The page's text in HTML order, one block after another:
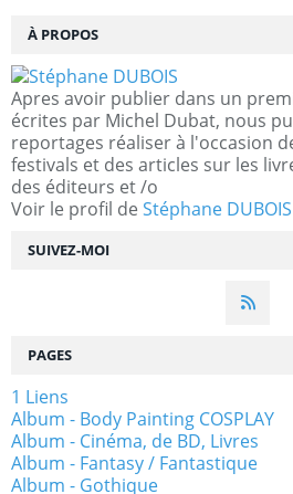
SUIVEZ-MOI
À PROPOS
Apres avoir publier dans un
écrites par Michel Dubat, nous
reportages réaliser à l'occasion
festivals et des articles sur les
des éditeurs et /o
Voir le profil de Stéphane DUBOIS
PAGES
1 Liens
Album - Body Painting COSPLAY
Album - Cinéma, de BD, Livres
Album - Fantasy / Fantastique
Album - Gothique